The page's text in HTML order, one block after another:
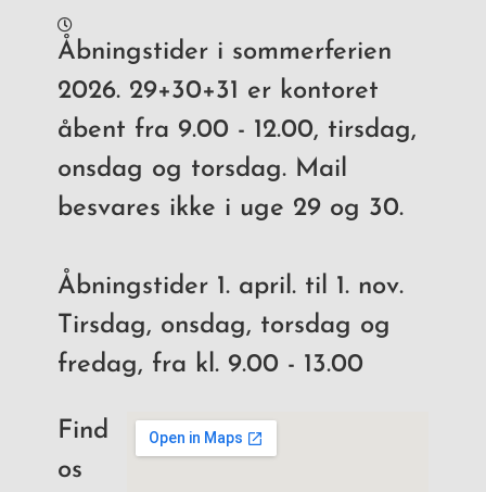
Åbningstider i sommerferien
2026. 29+30+31 er kontoret
åbent fra 9.00 - 12.00, tirsdag,
onsdag og torsdag. Mail
besvares ikke i uge 29 og 30.
Åbningstider 1. april. til 1. nov.
Tirsdag, onsdag, torsdag og
fredag, fra kl. 9.00 - 13.00
Find
os